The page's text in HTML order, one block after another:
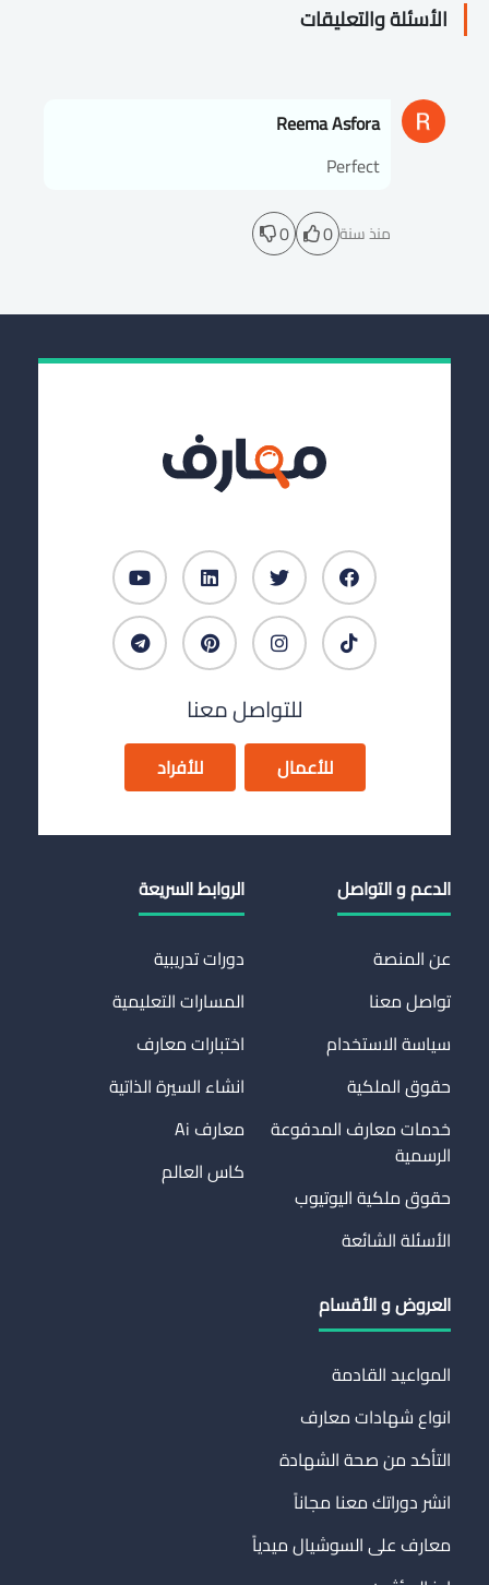
الأسئلة والتعليقات
Reema Asfora
Perfect
منذ سنة 0
0
للتواصل معنا
للأعمال للأفراد
الدعم و التواصل
عن المنصة
تواصل معنا
سياسة الاستخدام
حقوق الملكية
خدمات معارف المدفوعة
الرسمية
حقوق ملكية اليوتيوب
الأسئلة الشائعة
الروابط السريعة
دورات تدريبية
المسارات التعليمية
اختبارات معارف
انشاء السيرة الذاتية
معارف Ai
كاس العالم
العروض و الأقسام
المواعيد القادمة
انواع شهادات معارف
التأكد من صحة الشهادة
انشر دوراتك معنا مجاناً
معارف على السوشيال ميدياً